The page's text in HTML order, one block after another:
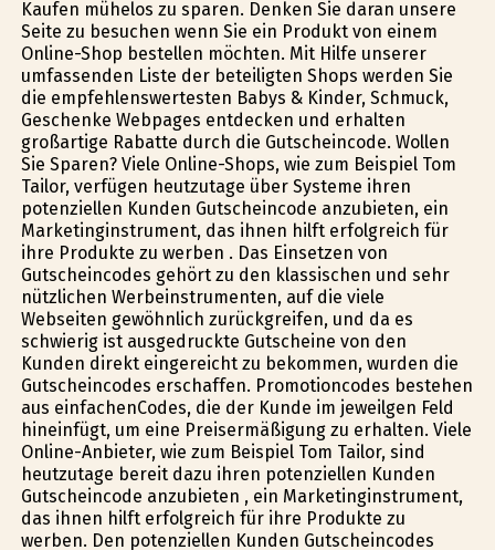
Kaufen mühelos zu sparen. Denken Sie daran unsere
Seite zu besuchen wenn Sie ein Produkt von einem
Online-Shop bestellen möchten. Mit Hilfe unserer
umfassenden Liste der beteiligten Shops werden Sie
die empfehlenswertesten Babys & Kinder, Schmuck,
Geschenke Webpages entdecken und erhalten
großartige Rabatte durch die Gutscheincode. Wollen
Sie Sparen? Viele Online-Shops, wie zum Beispiel Tom
Tailor, verfügen heutzutage über Systeme ihren
potenziellen Kunden Gutscheincode anzubieten, ein
Marketinginstrument, das ihnen hilft erfolgreich für
ihre Produkte zu werben . Das Einsetzen von
Gutscheincodes gehört zu den klassischen und sehr
nützlichen Werbeinstrumenten, auf die viele
Webseiten gewöhnlich zurückgreifen, und da es
schwierig ist ausgedruckte Gutscheine von den
Kunden direkt eingereicht zu bekommen, wurden die
Gutscheincodes erschaffen. Promotioncodes bestehen
aus einfachenCodes, die der Kunde im jeweilgen Feld
hineinfügt, um eine Preisermäßigung zu erhalten. Viele
Online-Anbieter, wie zum Beispiel Tom Tailor, sind
heutzutage bereit dazu ihren potenziellen Kunden
Gutscheincode anzubieten , ein Marketinginstrument,
das ihnen hilft erfolgreich für ihre Produkte zu
werben. Den potenziellen Kunden Gutscheincodes